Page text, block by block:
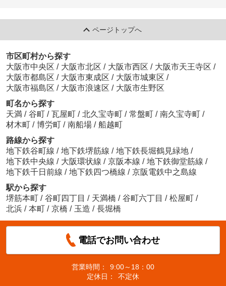
ページトップへ
市区町村から探す
大阪市中央区 / 大阪市北区 / 大阪市西区 / 大阪市天王寺区 /
大阪市都島区 / 大阪市東成区 / 大阪市城東区 /
大阪市福島区 / 大阪市浪速区 / 大阪市生野区
町名から探す
天満 / 谷町 / 瓦屋町 / 北久宝寺町 / 常盤町 / 南久宝寺町 /
材木町 / 博労町 / 南船場 / 船越町
路線から探す
地下鉄谷町線 / 地下鉄堺筋線 / 地下鉄長堀鶴見緑地 /
地下鉄中央線 / 大阪環状線 / 京阪本線 / 地下鉄御堂筋線 /
地下鉄千日前線 / 地下鉄四つ橋線 / 京阪電鉄中之島線
駅から探す
堺筋本町 / 谷町四丁目 / 天満橋 / 谷町六丁目 / 松屋町 /
北浜 / 本町 / 京橋 / 玉造 / 長堀橋
電話でお問い合わせ
営業時間：
9:00～18：00
定休日：
不定休